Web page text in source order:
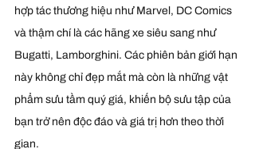
hợp tác thương hiệu như Marvel, DC Comics
và thậm chí là các hãng xe siêu sang như
Bugatti, Lamborghini. Các phiên bản giới hạn
này không chỉ đẹp mắt mà còn là những vật
phẩm sưu tầm quý giá, khiến bộ sưu tập của
bạn trở nên độc đáo và giá trị hơn theo thời
gian.